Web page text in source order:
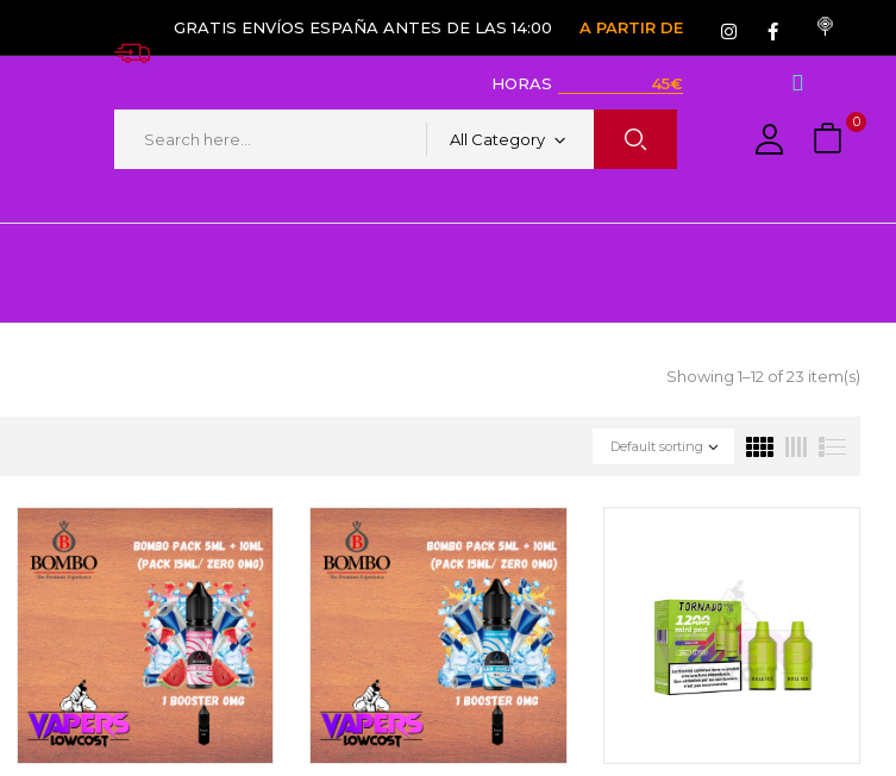
GRATIS ENVÍOS ESPAÑA ANTES DE LAS 14:00
HORAS
A PARTIR DE
45€
All Category
0
Showing 1–12 of 23 item(s)
Default sorting